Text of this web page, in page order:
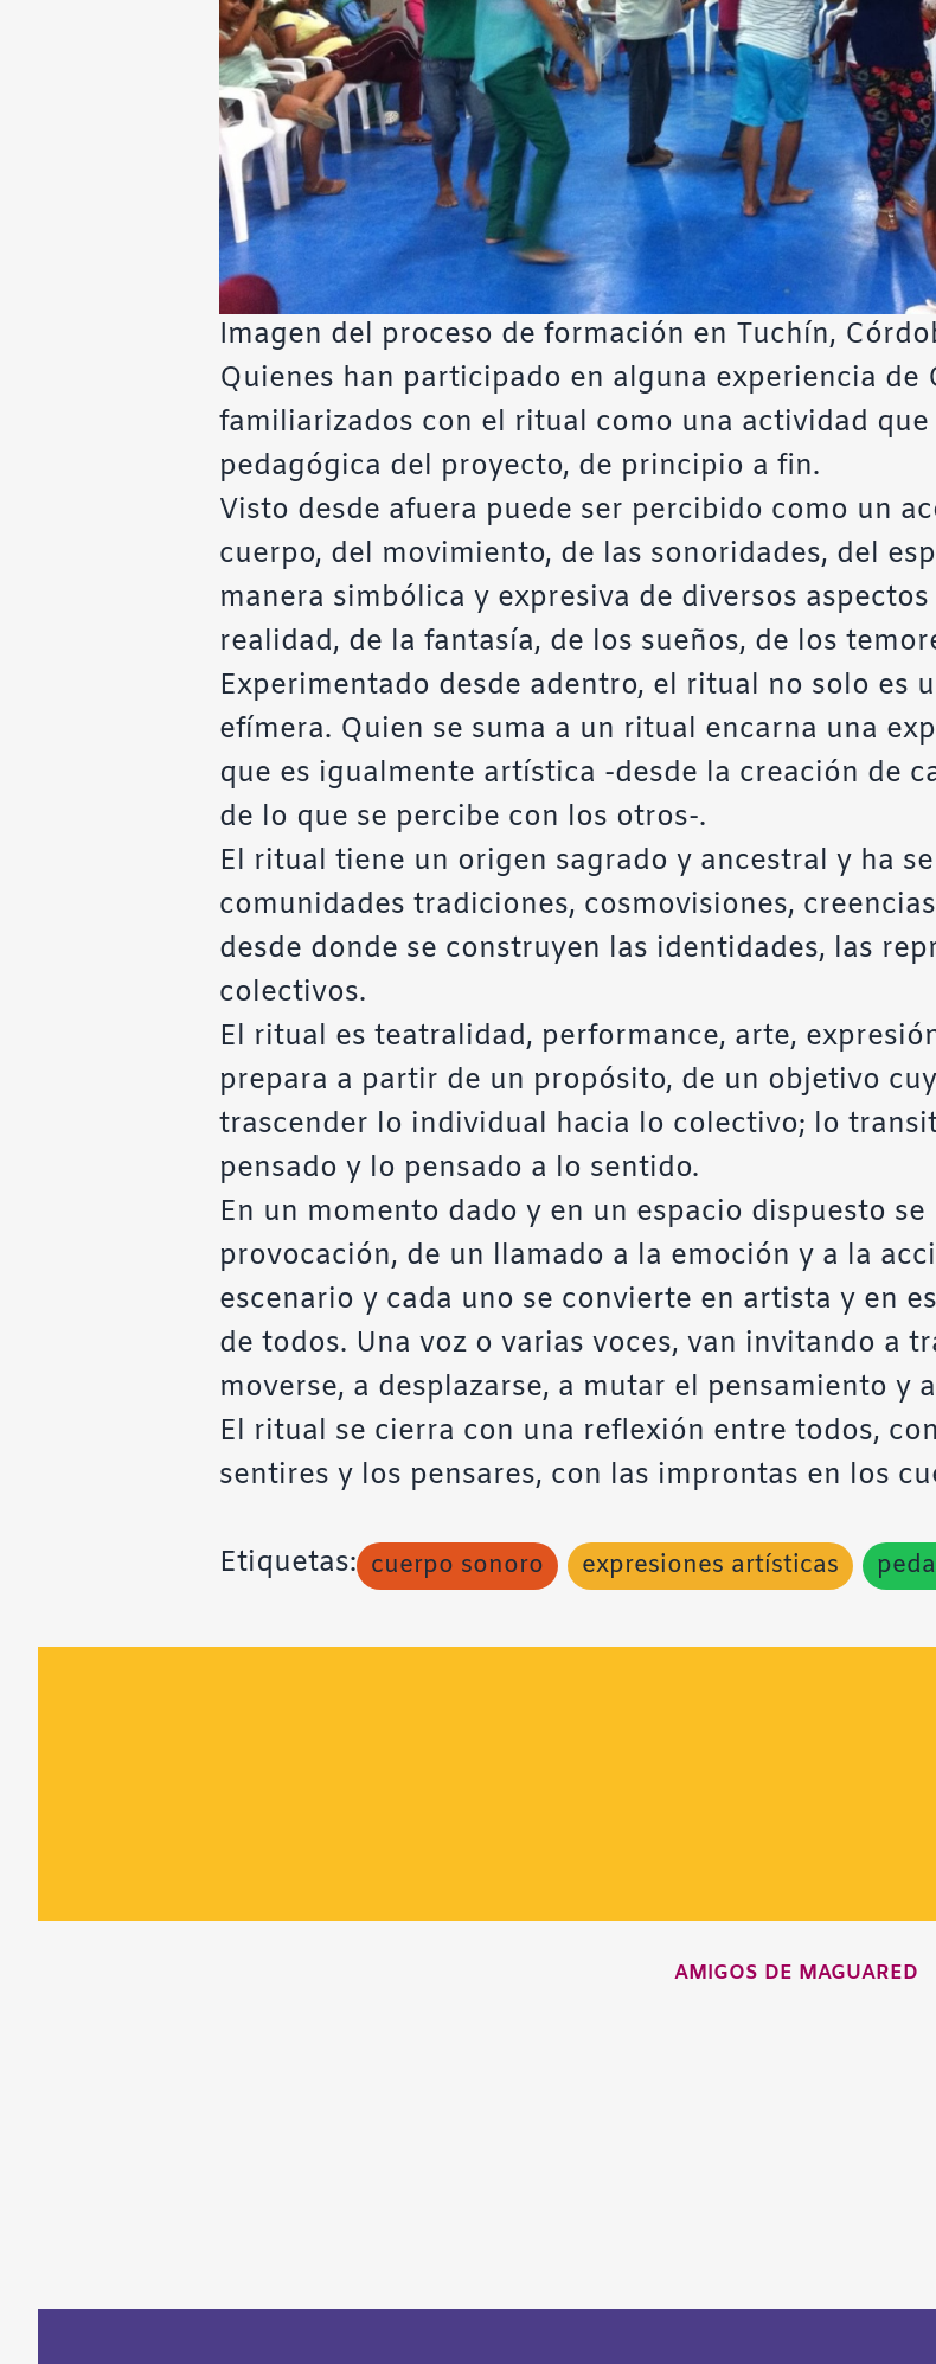
Imagen del proceso de formación en Tuchín,
Quienes han participado en alguna experiencia de
familiarizados con el ritual como una actividad
pedagógica del proyecto, de principio a fin.
Visto desde afuera puede ser percibido como un
cuerpo, del movimiento, de las sonoridades, del
manera simbólica y expresiva de diversos
realidad, de la fantasía, de los sueños, de los
Experimentado desde adentro, el ritual no solo es
efímera. Quien se suma a un ritual encarna una
que es igualmente artística -desde la creación de
de lo que se percibe con los otros-.
El ritual tiene un origen sagrado y ancestral y ha
comunidades tradiciones, cosmovisiones,
desde donde se construyen las identidades, las
colectivos.
El ritual es teatralidad, performance, arte,
prepara a partir de un propósito, de un objetivo
trascender lo individual hacia lo colectivo; lo
pensado y lo pensado a lo sentido.
En un momento dado y en un espacio dispuesto
provocación, de un llamado a la emoción y a la
escenario y cada uno se convierte en artista y en
de todos. Una voz o varias voces, van invitando a
moverse, a desplazarse, a mutar el pensamiento y
El ritual se cierra con una reflexión entre todos,
sentires y los pensares, con las improntas en los
Etiquetas: cuerpo sonoro expresiones artísticas
AMIGOS DE MAGUARED